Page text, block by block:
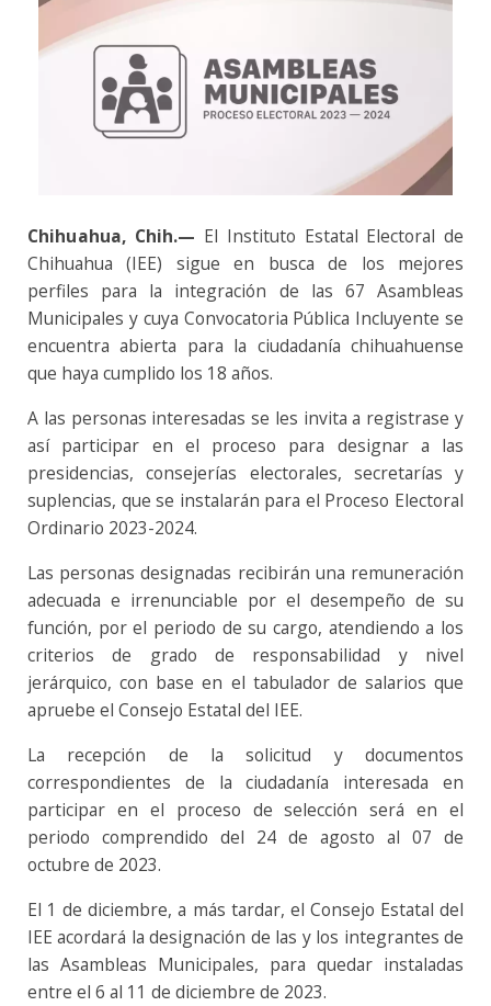
Chihuahua, Chih.— El Instituto Estatal Electoral de
Chihuahua (IEE) sigue en busca de los mejores
perfiles para la integración de las 67 Asambleas
Municipales y cuya Convocatoria Pública Incluyente se
encuentra abierta para la ciudadanía chihuahuense
que haya cumplido los 18 años.
A las personas interesadas se les invita a registrase y
así participar en el proceso para designar a las
presidencias, consejerías electorales, secretarías y
suplencias, que se instalarán para el Proceso Electoral
Ordinario 2023-2024.
Las personas designadas recibirán una remuneración
adecuada e irrenunciable por el desempeño de su
función, por el periodo de su cargo, atendiendo a los
criterios de grado de responsabilidad y nivel
jerárquico, con base en el tabulador de salarios que
apruebe el Consejo Estatal del IEE.
La recepción de la solicitud y documentos
correspondientes de la ciudadanía interesada en
participar en el proceso de selección será en el
periodo comprendido del 24 de agosto al 07 de
octubre de 2023.
El 1 de diciembre, a más tardar, el Consejo Estatal del
IEE acordará la designación de las y los integrantes de
las Asambleas Municipales, para quedar instaladas
entre el 6 al 11 de diciembre de 2023.